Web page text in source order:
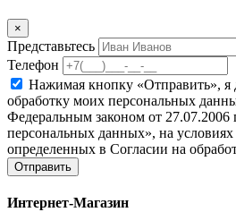
×
Представьтесь
Телефон
Нажимая кнопку «Отправить», я
обработку моих персональных
Федеральным законом от
персональных данных», на условиях
определенных в Согласии на
Отправить
Интернет-Магазин